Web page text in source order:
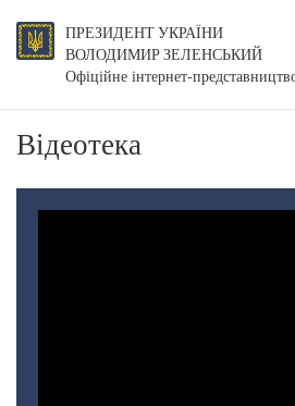
ПРЕЗИДЕНТ УКРАЇНИ
ВОЛОДИМИР ЗЕЛЕНСЬКИЙ
Офіційне інтернет-
Відеотека